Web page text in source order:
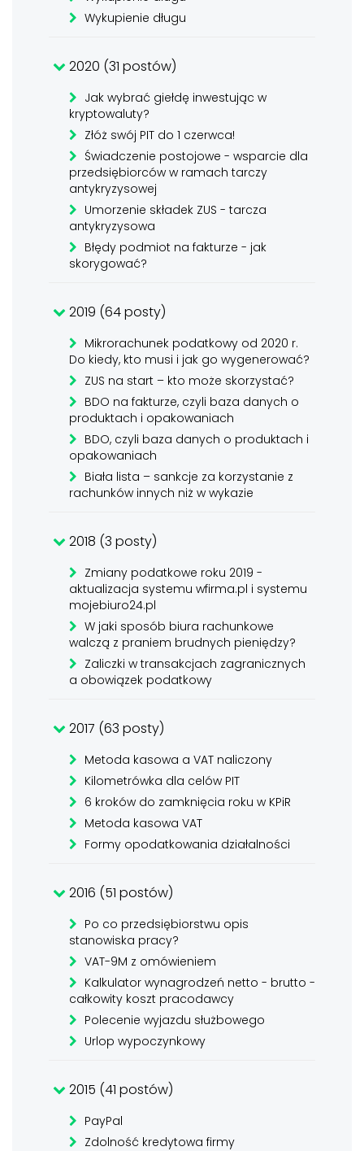
Wykupienie długu
2020 (31 postów)
Jak wybrać giełdę inwestując w
kryptowaluty?
Złóż swój PIT do 1 czerwca!
Świadczenie postojowe - wsparcie dla
przedsiębiorców w ramach tarczy
antykryzysowej
Umorzenie składek ZUS - tarcza
antykryzysowa
Błędy podmiot na fakturze - jak
skorygować?
2019 (64 posty)
Mikrorachunek podatkowy od 2020 r.
Do kiedy, kto musi i jak go wygenerować?
ZUS na start – kto może skorzystać?
BDO na fakturze, czyli baza danych o
produktach i opakowaniach
BDO, czyli baza danych o produktach i
opakowaniach
Biała lista – sankcje za korzystanie z
rachunków innych niż w wykazie
2018 (3 posty)
Zmiany podatkowe roku 2019 -
aktualizacja systemu wfirma.pl i systemu
mojebiuro24.pl
W jaki sposób biura rachunkowe
walczą z praniem brudnych pieniędzy?
Zaliczki w transakcjach zagranicznych
a obowiązek podatkowy
2017 (63 posty)
Metoda kasowa a VAT naliczony
Kilometrówka dla celów PIT
6 kroków do zamknięcia roku w KPiR
Metoda kasowa VAT
Formy opodatkowania działalności
2016 (51 postów)
Po co przedsiębiorstwu opis
stanowiska pracy?
VAT-9M z omówieniem
Kalkulator wynagrodzeń netto - brutto -
całkowity koszt pracodawcy
Polecenie wyjazdu służbowego
Urlop wypoczynkowy
2015 (41 postów)
PayPal
Zdolność kredytowa firmy